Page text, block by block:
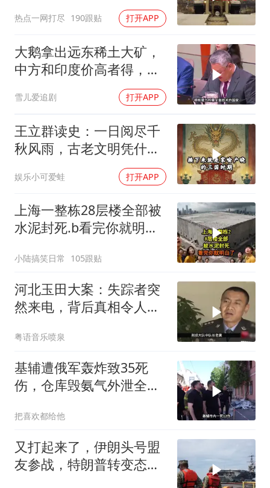
热点一网打尽 190跟贴 打开APP
大鹅拿出远东稀土大矿，
中方和印度价高者得，背
雪儿爱追剧 打开APP
王立群读史：一日阅尽千
秋风雨，古老文明凭什么
娱乐小可爱蛙 打开APP
上海一整栋28层楼全部被
水泥封死.b看完你就明白
小陆搞笑日常 105跟贴
河北玉田大案：失踪者突
然来电，背后真相令人震
粤语音乐喷泉
基辅遭俄军轰炸致35死
伤，仓库毁氨气外泄全城
把喜欢都给他
又打起来了，伊朗头号盟
友参战，特朗普转变态